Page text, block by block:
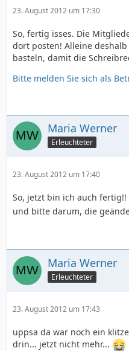
23. August 2012 um 17:30
So, fertig isses. Die
dort posten! Alleine
basteln, damit die
Bitte melden Sie sich als
Maria Werner
Erleuchteter
23. August 2012 um 17:40
So, jetzt bin ich auch fertig!!
und bitte darum, die
Maria Werner
Erleuchteter
23. August 2012 um 17:43
uppsa da war noch ein
drin... jetzt nicht mehr...